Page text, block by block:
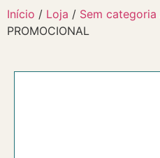
Início / Loja / Sem categoria
PROMOCIONAL